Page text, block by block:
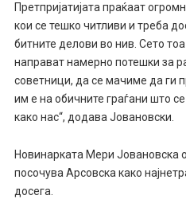
Претпријатијата праќаат
кои се тешко читливи и треба
битните делови во нив. Сето
направат намерно потешки за
советници, да се мачиме да ги
им е на обичните граѓани што
како нас“, додава Јовановски.
Новинарката Мери Јовановска
посочува Арсовска како
досега.